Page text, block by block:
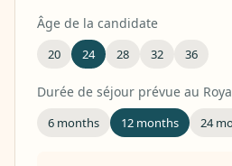
Âge de la candidate
20 24 28 32 36
Durée de séjour prévue au
6 months 12 months 24